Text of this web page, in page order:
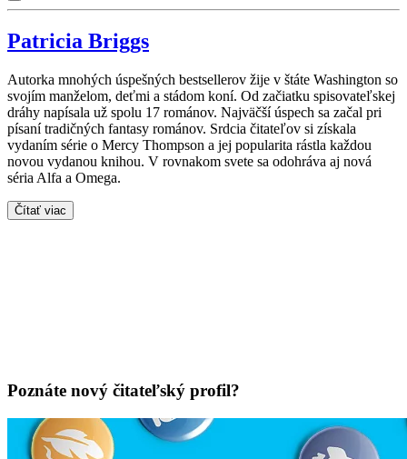
Patricia Briggs
Autorka mnohých úspešných bestsellerov žije v štáte Washington so
svojím manželom, deťmi a stádom koní. Od začiatku spisovateľskej
dráhy napísala už spolu 17 románov. Najväčší úspech sa začal pri
písaní tradičných fantasy románov. Srdcia čitateľov si získala
vydaním série o Mercy Thompson a jej popularita rástla každou
novou vydanou knihou. V rovnakom svete sa odohráva aj nová
séria Alfa a Omega.
Čítať viac
Poznáte nový čitateľský profil?